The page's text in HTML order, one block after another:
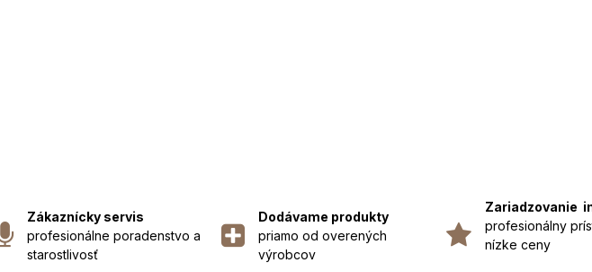
Zákaznícky servis
profesionálne poradenstvo a
starostlivosť
Dodávame produkty
priamo od overených
výrobcov
Zariadzovanie
profesionálny
nízke ceny